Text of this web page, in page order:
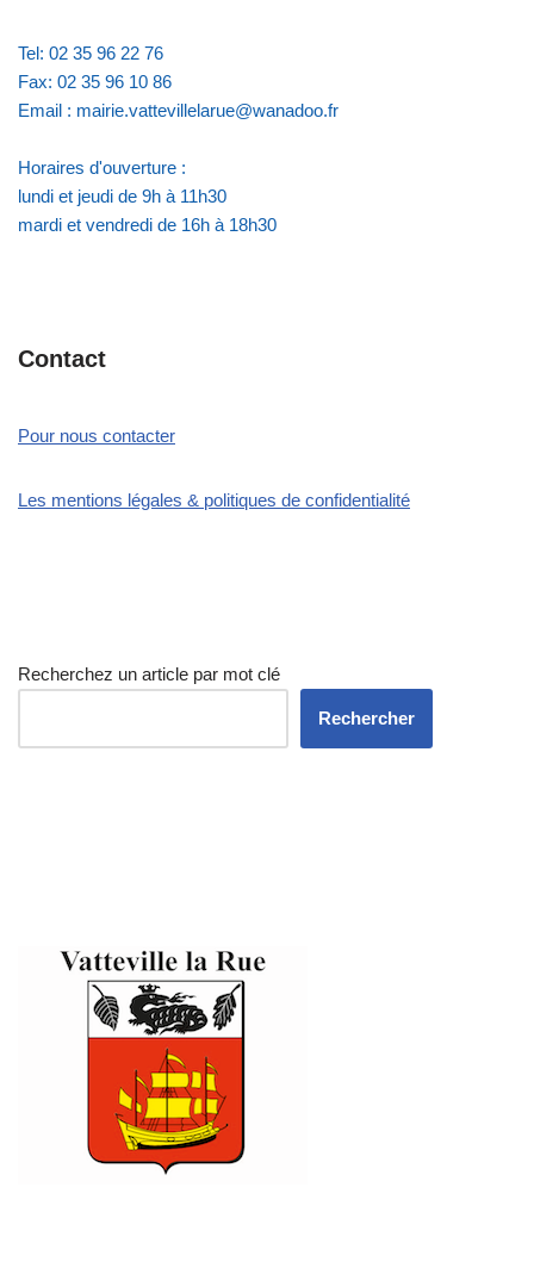
Tel: 02 35 96 22 76
Fax: 02 35 96 10 86
Email : mairie.vattevillelarue@wanadoo.fr
Horaires d'ouverture :
lundi et jeudi de 9h à 11h30
mardi et vendredi de 16h à 18h30
Contact
Pour nous contacter
Les mentions légales & politiques de confidentialité
Recherchez un article par mot clé
Rechercher